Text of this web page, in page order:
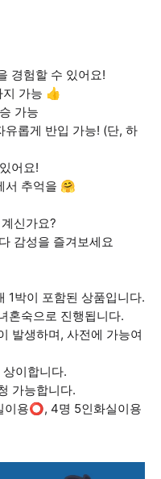
경험할 수 있어요!
지 가능 👍
가능
유롭게 반입 가능! (단, 하
어요!
서 추억을 🤗
신가요?
감성을 즐겨보세요
1박이 포함된 상품입니다.
혼숙으로 진행됩니다.
발생하며, 사전에 가능여
이합니다.
가능합니다.
용⭕, 4명 5인화실이용